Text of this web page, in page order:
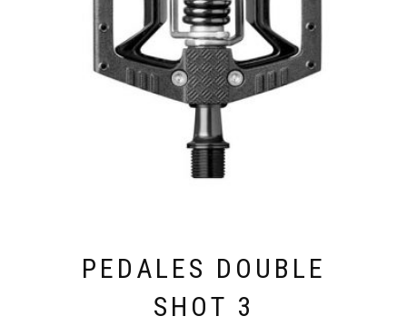
PEDALES DOUBLE
SHOT 3